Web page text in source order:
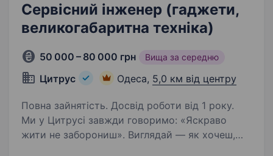
Сервісний інженер (гаджети,
великогабаритна техніка)
50 000 – 80 000 грн Вища за середню
Цитрус Одеса, 5,0 км від центру
Повна зайнятість. Досвід роботи від 1 року.
Ми у Цитрусі завжди говоримо: «Яскраво
жити не заборониш». Виглядай — як хочеш,